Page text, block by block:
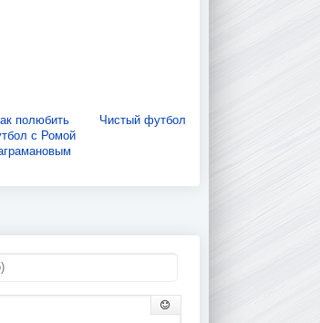
полюбить
с Ромой
Чистый футбол